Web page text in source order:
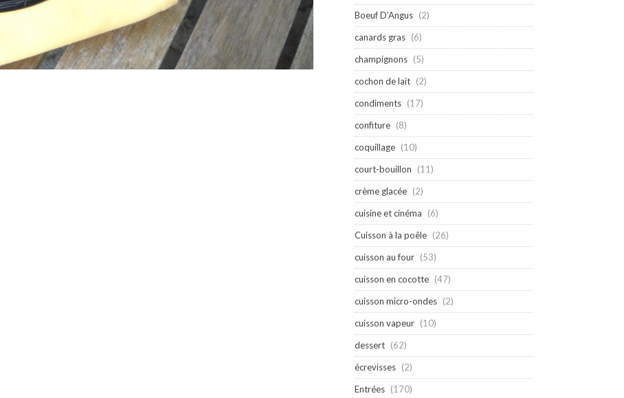
Boeuf D'Angus (2)
canards gras (6)
champignons (5)
cochon de lait (2)
condiments (17)
confiture (8)
coquillage (10)
court-bouillon
(11)
crème glacée (2)
cuisine et cinéma
(6)
Cuisson à la poêle (26)
cuisson au four (53)
cuisson en cocotte (47)
cuisson micro-ondes (2)
cuisson vapeur (10)
dessert (62)
écrevisses (2)
Entrées (170)